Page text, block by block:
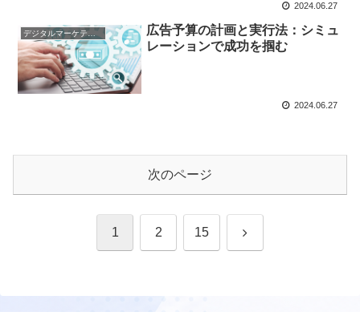
2024.06.27
デジタルマーケティング基礎
広告予算の計画と実行法：シミュ
レーションで成功を掴む
2024.06.27
次のページ
1 2 15 次